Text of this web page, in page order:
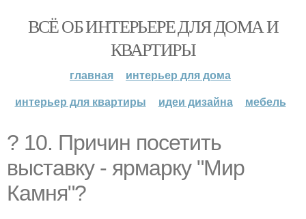
ВСЁ ОБ ИНТЕРЬЕРЕ ДЛЯ ДОМА И
КВАРТИРЫ
главная
интерьер для дома
интерьер для квартиры
идеи дизайна мебель
? 10. Причин посетить
выставку - ярмарку "Мир
Камня"?